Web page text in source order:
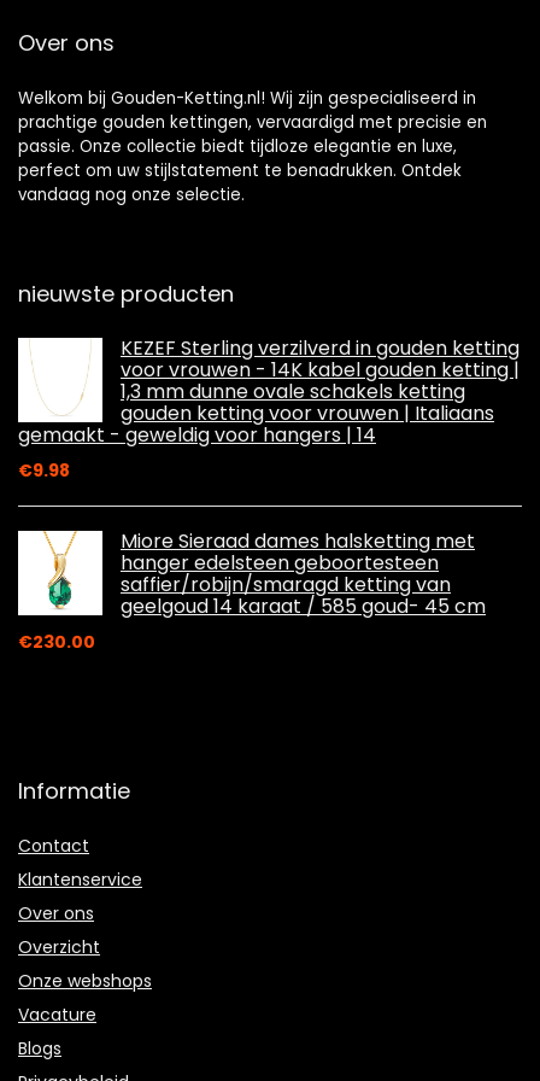
Over ons
Welkom bij Gouden-Ketting.nl! Wij zijn gespecialiseerd in
prachtige gouden kettingen, vervaardigd met precisie en
passie. Onze collectie biedt tijdloze elegantie en luxe,
perfect om uw stijlstatement te benadrukken. Ontdek
vandaag nog onze selectie.
nieuwste producten
KEZEF Sterling verzilverd in gouden ketting
voor vrouwen - 14K kabel gouden ketting |
1,3 mm dunne ovale schakels ketting
gouden ketting voor vrouwen | Italiaans
gemaakt - geweldig voor hangers | 14
€9.98
Miore Sieraad dames halsketting met
hanger edelsteen geboortesteen
saffier/robijn/smaragd ketting van
geelgoud 14 karaat / 585 goud- 45 cm
€230.00
Informatie
Contact
Klantenservice
Over ons
Overzicht
Onze webshops
Vacature
Blogs